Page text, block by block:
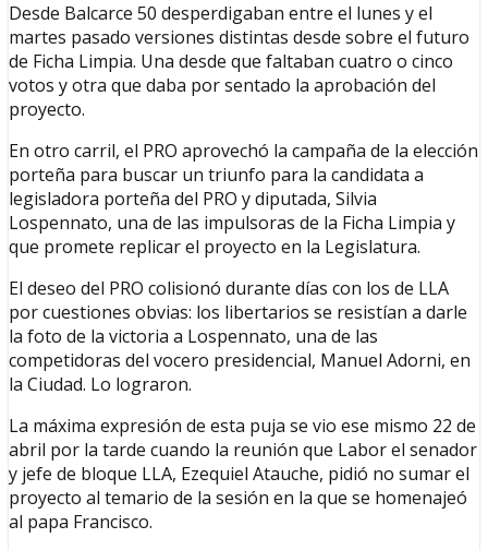
Desde Balcarce 50 desperdigaban entre el lunes y el
martes pasado versiones distintas desde sobre el futuro
de Ficha Limpia. Una desde que faltaban cuatro o cinco
votos y otra que daba por sentado la aprobación del
proyecto.
En otro carril, el PRO aprovechó la campaña de la elección
porteña para buscar un triunfo para la candidata a
legisladora porteña del PRO y diputada, Silvia
Lospennato, una de las impulsoras de la Ficha Limpia y
que promete replicar el proyecto en la Legislatura.
El deseo del PRO colisionó durante días con los de LLA
por cuestiones obvias: los libertarios se resistían a darle
la foto de la victoria a Lospennato, una de las
competidoras del vocero presidencial, Manuel Adorni, en
la Ciudad. Lo lograron.
La máxima expresión de esta puja se vio ese mismo 22 de
abril por la tarde cuando la reunión que Labor el senador
y jefe de bloque LLA, Ezequiel Atauche, pidió no sumar el
proyecto al temario de la sesión en la que se homenajeó
al papa Francisco.